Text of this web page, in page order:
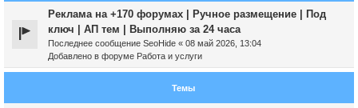
Реклама на +170 форумах | Ручное размещение | Под
ключ | АП тем | Выполняю за 24 часа
Последнее сообщение SeoHide « 08 май 2026, 13:04
Добавлено в форуме Работа и услуги
Темы